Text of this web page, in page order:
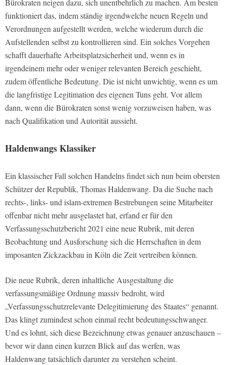
Bürokraten neigen dazu, sich unentbehrlich zu machen. Am besten
funktioniert das, indem ständig irgendwelche neuen Regeln und
Verordnungen aufgestellt werden, welche wiederum durch die
Aufstellenden selbst zu kontrollieren sind. Ein solches Vorgehen
schafft dauerhafte Arbeitsplatzsicherheit und, wenn es in
irgendeinem mehr oder weniger relevanten Bereich geschieht,
zudem öffentliche Bedeutung. Die ist nicht unwichtig, wenn es um
die langfristige Legitimation des eigenen Tuns geht. Vor allem
dann, wenn die Bürokraten sonst wenig vorzuweisen haben, was
nach Qualifikation und Autorität aussieht.
Haldenwangs Klassiker
Ein klassischer Fall solchen Handelns findet sich nun beim obersten
Schützer der Republik, Thomas Haldenwang. Da die Suche nach
rechts-, links- und islam-extremen Bestrebungen seine Mitarbeiter
offenbar nicht mehr ausgelastet hat, erfand er für den
Verfassungsschutzbericht 2021 eine neue Rubrik, mit deren
Beobachtung und Ausforschung sich die Herrschaften in dem
imposanten Zickzackbau in Köln die Zeit vertreiben können.
Die neue Rubrik, deren inhaltliche Ausgestaltung die
verfassungsmäßige Ordnung massiv bedroht, wird
„Verfassungsschutzrelevante Delegitimierung des Staates“ genannt.
Das klingt zumindest schon einmal recht bedeutungsschwanger.
Und es lohnt, sich diese Bezeichnung etwas genauer anzuschauen –
bevor wir dann einen kurzen Blick auf das werfen, was
Haldenwang tatsächlich darunter zu verstehen scheint.